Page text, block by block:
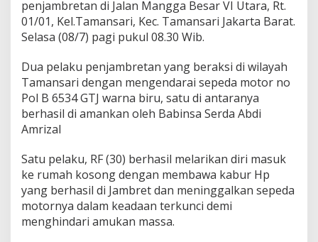
penjambretan di Jalan Mangga Besar VI Utara, Rt.
01/01, Kel.Tamansari, Kec. Tamansari Jakarta Barat.
Selasa (08/7) pagi pukul 08.30 Wib.
Dua pelaku penjambretan yang beraksi di wilayah
Tamansari dengan mengendarai sepeda motor no
Pol B 6534 GTJ warna biru, satu di antaranya
berhasil di amankan oleh Babinsa Serda Abdi
Amrizal
Satu pelaku, RF (30) berhasil melarikan diri masuk
ke rumah kosong dengan membawa kabur Hp
yang berhasil di Jambret dan meninggalkan sepeda
motornya dalam keadaan terkunci demi
menghindari amukan massa.